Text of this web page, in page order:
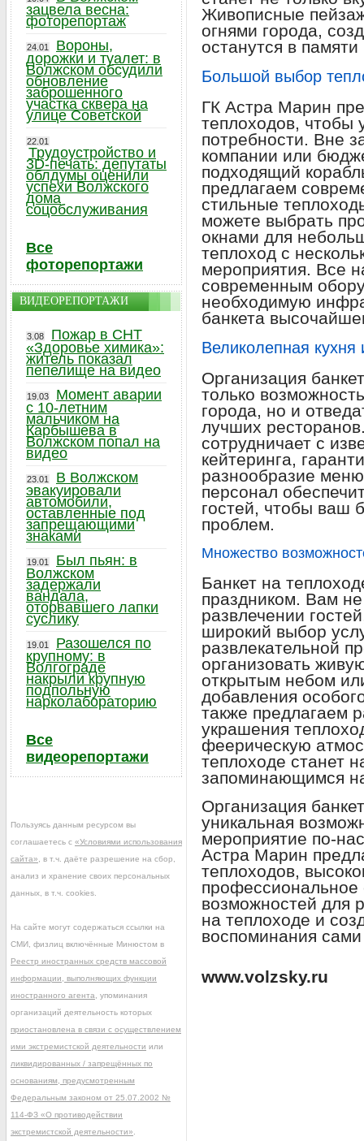
Живописные
огнями города,
останутся в памяти
Большой выбор
ГК Астра Марин
теплоходов, чтобы
потребности. Вне
компании или
подходящий
предлагаем
стильные
можете выбрать
окнами для
теплоход с
мероприятия. Все
современным
необходимую
банкета
Великолепная кухня
Организация
только
города, но и
лучших
сотрудничает с
кейтеринга,
разнообразие
персонал
гостей, чтобы ваш
проблем.
Множество
Банкет на
праздником. Вам
развлечении
широкий выбор
развлекательной
организовать
открытым небом
добавления
также предлагаем
украшения
феерическую
теплоходе станет
запоминающимся
Организация
уникальная
мероприятие по-
Астра Марин
теплоходов,
возможностей для
на теплоходе и
воспоминания
www.volzsky.ru
зацвела весна:
фоторепортаж
24.01
Вороны,
дорожки и туалет: в
Волжском обсудили
обновление
заброшенного
участка сквера на
улице Советской
22.01
Трудоустройство и
3D-печать: депутаты
облдумы оценили
успехи Волжского
дома
соцобслуживания
Все
фоторепортажи
ВИДЕОРЕПОРТАЖИ
3.08
Пожар в СНТ
«Здоровье химика»:
житель показал
пепелище на видео
19.03
Момент аварии
с 10-летним
мальчиком на
Карбышева в
Волжском попал на
видео
23.01
В Волжском
эвакуировали
автомобили,
оставленные под
запрещающими
знаками
19.01
Был пьян: в
Волжском
задержали
вандала,
оторвавшего лапки
суслику
19.01
Разошелся по
крупному: в
Волгограде
накрыли крупную
подпольную
нарколабораторию
Все
видеорепортажи
Пользуясь данным ресурсом вы
соглашаетесь с «Условиями использования
сайта» , в т.ч. даёте разрешение на сбор,
анализ и хранение своих персональных
данных, в т.ч. cookies.
На сайте могут содержаться ссылки на
СМИ, физлиц включённые Минюстом в
Реестр иностранных средств массовой
информации, выполняющих функции
иностранного агента , упоминания
организаций деятельность которых
приостановлена в связи с осуществлением
ими экстремистской деятельности или
ликвидированных / запрещённых по
основаниям, предусмотренным
Федеральным законом от 25.07.2002 №
114-ФЗ «О противодействии
экстремистской деятельности»